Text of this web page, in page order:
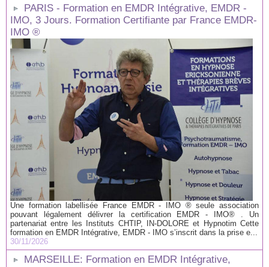
PARIS - Formation en EMDR Intégrative, EMDR -
IMO, 3 Jours. Formation Certifiante par France EMDR-
IMO ®
Une formation labellisée France EMDR - IMO ® seule association
pouvant légalement délivrer la certification EMDR - IMO® . Un
partenariat entre les Instituts CHTIP, IN-DOLORE et Hypnotim Cette
formation en EMDR Intégrative, EMDR - IMO s’inscrit dans la prise e...
30/11/2026
MARSEILLE: Formation en EMDR Intégrative,